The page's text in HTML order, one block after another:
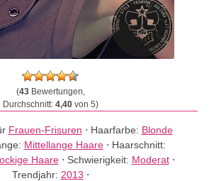
(43Bewertungen,
Durchschnitt: 4,40von 5)
Frauen-Frisuren ⋅ Haarfarbe: Blonde
Mittellange Haare⋅ Haarschnitt:
Haare⋅ Schwierigkeit: Moderat⋅
Trendjahr: 2013 ⋅